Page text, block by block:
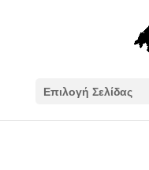
Επιλογή Σελίδας